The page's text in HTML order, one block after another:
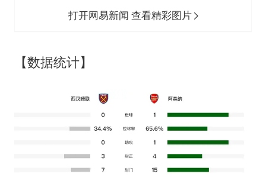
打开网易新闻 查看精彩图片
【数据统计】